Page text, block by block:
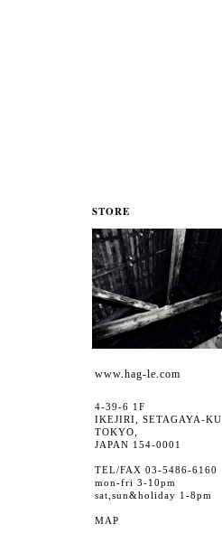
STORE
www.hag-le.com
4-39-6 1F
IKEJIRI, SETAGAYA-KU,
TOKYO,
JAPAN 154-0001
TEL/FAX 03-5486-6160
mon-fri 3-10pm
sat,sun&holiday 1-8pm
MAP